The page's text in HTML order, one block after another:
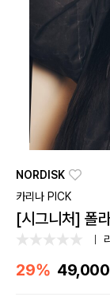
NORDISK
카리나 PICK
[시그니처] 폴
29% 49,000